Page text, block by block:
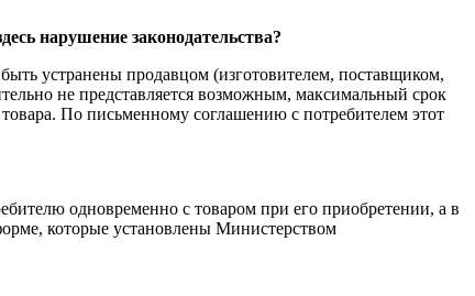
нарушение законодательства?
устранены продавцом (изготовителем, поставщиком,
не представляется возможным, максимальный срок
По письменному соглашению с потребителем этот
одновременно с товаром при его приобретении, а в
которые установлены Министерством